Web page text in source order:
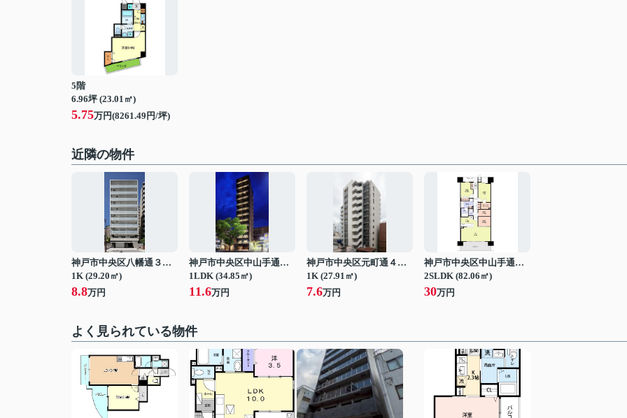
5階
6.96坪 (23.01㎡)
5.75万円(8261.49円/坪)
近隣の物件
神戸市中央区八幡通３丁目
1K (29.20㎡)
8.8万円
神戸市中央区中山手通２丁目
1LDK (34.85㎡)
11.6万円
神戸市中央区元町通４丁目
1K (27.91㎡)
7.6万円
神戸市中央区中山手通７丁目
2SLDK (82.06㎡)
30万円
よく見られている物件